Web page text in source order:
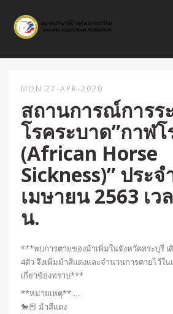
MON 27-APR-2020
สถานการณ์การร
โรคระบาด”กาฬ
(African Horse
Sickness)” ประ
เมษายน 2563 เว
น.
***พบการตายของม้าเพิ่มในจังหวัดสระบุรี เ
4ตัว จึงเพิ่มม้าสีแดงและจำนวนการตายไว้ใ
เกี่ยวข้องทราบ***
**หมายเหตุ**….
🐎📕 ม้าสีแดง